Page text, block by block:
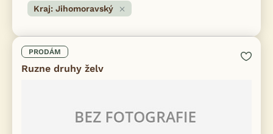
Kraj: Jihomoravský
PRODÁM
Ruzne druhy želv